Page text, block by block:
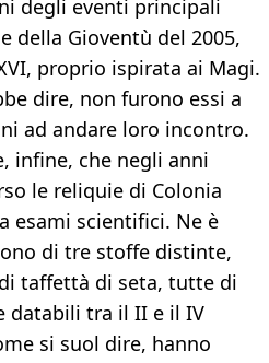
degli eventi principali
della Gioventù del 2005,
proprio ispirata ai Magi.
dire, non furono essi a
ad andare loro incontro.
infine, che negli anni
le reliquie di Colonia
esami scientifici. Ne è
di tre stoffe distinte,
taffettà di seta, tutte di
databili tra il II e il IV
si suol dire, hanno